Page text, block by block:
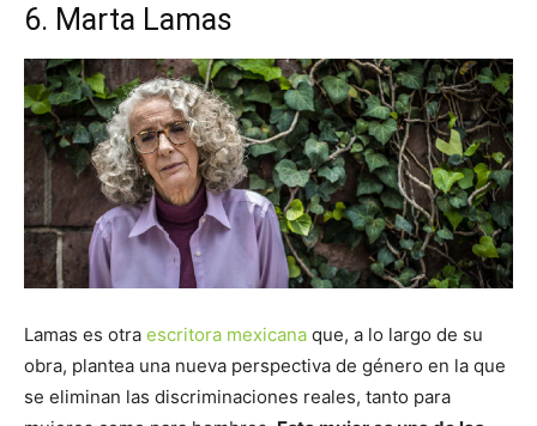
6. Marta Lamas
Lamas es otra escritora mexicana que, a lo largo de su
obra, plantea una nueva perspectiva de género en la que
se eliminan las discriminaciones reales, tanto para